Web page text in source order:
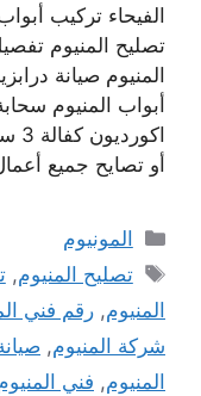
الفيحاء تركيب
تصليح المنيوم
المنيوم صيانة
أبواب المنيوم
أو تصايح جميع
التصنيفات
المونيوم
الوسوم
تصليح المنيوم,
المنيوم, رقم فني
شركة المنيوم,
المنيوم, فني